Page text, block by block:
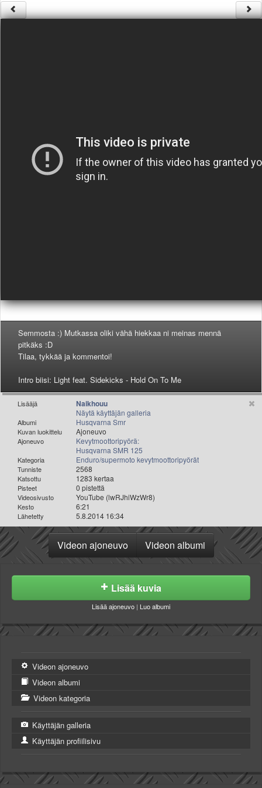
Säännöt ja ohjeet
TIETOPANKKI
TAPAHTUMAT
MP15 kuvia
Turun sää
Oulun sää
Kuopion sää
Rovaniemen sää
VIP-jäsenyys
Paidat ja vaatteet
Suunnittele oma paita
Mainostus
Palaute
Kevytversio
Semmosta :) Mutkassa oliki vähä hiekkaa ni meinas mennä
pitkäks :D
Tilaa, tykkää ja kommentoi!
Intro biisi: Light feat. Sidekicks - Hold On To Me
Lisääjä Naikhouu
Näytä käyttäjän galleria
Albumi Husqvarna Smr
Kuvan luokittelu Ajoneuvo
Ajoneuvo
Kevytmoottoripyörä:
Husqvarna SMR 125
Kategoria Enduro/supermoto kevytmoottoripyörät
Tunniste 2568
Katsottu 1283 kertaa
Pisteet 0 pistettä
Videosivusto YouTube (lwRJhiWzWr8)
Kesto 6:21
Lähetetty 5.8.2014 16:34
Videon ajoneuvo Videon albumi
Lisää kuvia
Lisää ajoneuvo | Luo albumi
Videon ajoneuvo
Videon albumi
Videon kategoria
Käyttäjän galleria
Käyttäjän profiilisivu